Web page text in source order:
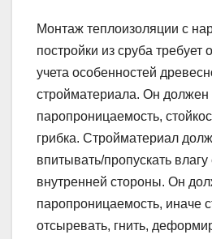
Монтаж теплоизоляции с
постройки из сруба требует
учета особенностей
стройматериала. Он
паропроницаемость,
грибка. Стройматериал
впитывать/пропускать
внутренней стороны. Он
паропроницаемость, иначе
отсыревать, гнить,